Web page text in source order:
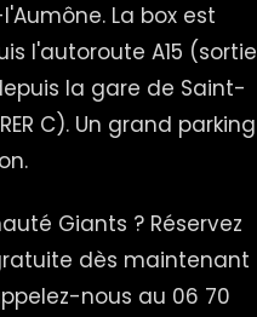
La box est
l'autoroute A15 (sortie
la gare de Saint-
C). Un grand parking
Giants ? Réservez
dès maintenant
nous au 06 70